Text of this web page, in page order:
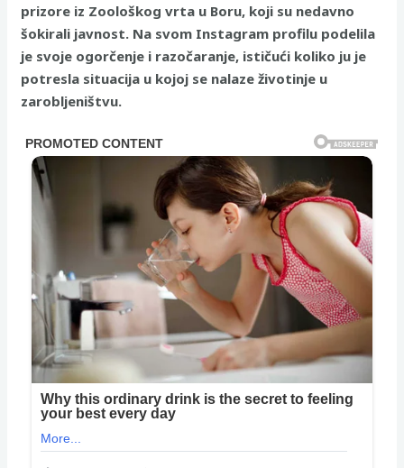
prizore iz Zoološkog vrta u Boru, koji su nedavno
šokirali javnost. Na svom Instagram profilu podelila
je svoje ogorčenje i razočaranje, ističući koliko ju je
potresla situacija u kojoj se nalaze životinje u
zarobljeništvu.